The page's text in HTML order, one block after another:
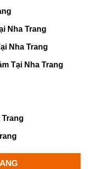
Nha Trang
Nha Trang
Tại Nha Trang
Trang